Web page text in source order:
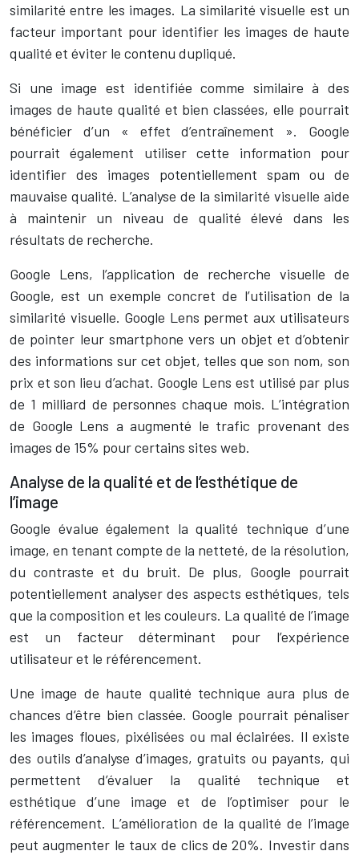
similarité entre les images. La similarité visuelle est un
facteur important pour identifier les images de haute
qualité et éviter le contenu dupliqué.
Si une image est identifiée comme similaire à des
images de haute qualité et bien classées, elle pourrait
bénéficier d’un « effet d’entraînement ». Google
pourrait également utiliser cette information pour
identifier des images potentiellement spam ou de
mauvaise qualité. L’analyse de la similarité visuelle aide
à maintenir un niveau de qualité élevé dans les
résultats de recherche.
Google Lens, l’application de recherche visuelle de
Google, est un exemple concret de l’utilisation de la
similarité visuelle. Google Lens permet aux utilisateurs
de pointer leur smartphone vers un objet et d’obtenir
des informations sur cet objet, telles que son nom, son
prix et son lieu d’achat. Google Lens est utilisé par plus
de 1 milliard de personnes chaque mois. L’intégration
de Google Lens a augmenté le trafic provenant des
images de 15% pour certains sites web.
Analyse de la qualité et de l’esthétique de
l’image
Google évalue également la qualité technique d’une
image, en tenant compte de la netteté, de la résolution,
du contraste et du bruit. De plus, Google pourrait
potentiellement analyser des aspects esthétiques, tels
que la composition et les couleurs. La qualité de l’image
est un facteur déterminant pour l’expérience
utilisateur et le référencement.
Une image de haute qualité technique aura plus de
chances d’être bien classée. Google pourrait pénaliser
les images floues, pixélisées ou mal éclairées. Il existe
des outils d’analyse d’images, gratuits ou payants, qui
permettent d’évaluer la qualité technique et
esthétique d’une image et de l’optimiser pour le
référencement. L’amélioration de la qualité de l’image
peut augmenter le taux de clics de 20%. Investir dans